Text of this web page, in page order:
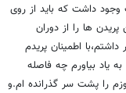
داشت که باید از روی
ها را از دوران
اطمینان پریدم
یاد بیاورم چه فاصله
را پشت سر گذرانده ام.و